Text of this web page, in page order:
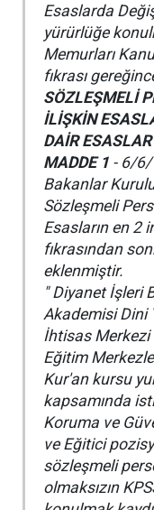
Esaslarda
yürürlüğe
Memurları
fıkrası
SÖZLEŞMELİ
İLİŞKİN
DAİR ESASLAR
MADDE 1 - 6/6/
Bakanlar
Sözleşmeli
Esasların en 2
fıkrasından
eklenmiştir.
" Diyanet İşleri
Akademisi Dini
İhtisas Merkezi
Eğitim
Kur'an kursu
kapsamında
Koruma ve
ve Eğitici
sözleşmeli
olmaksızın